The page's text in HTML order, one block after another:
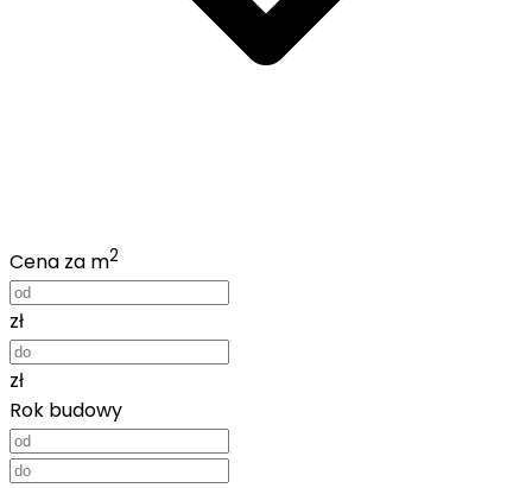
Cena za m2
zł
zł
Rok budowy